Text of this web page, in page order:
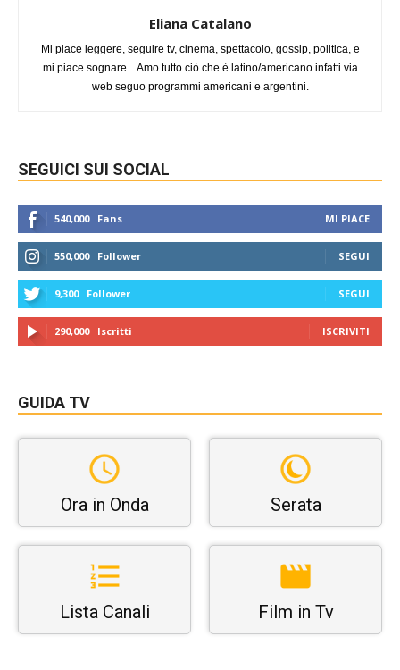
Eliana Catalano
Mi piace leggere, seguire tv, cinema, spettacolo, gossip, politica, e
mi piace sognare... Amo tutto ciò che è latino/americano infatti via
web seguo programmi americani e argentini.
SEGUICI SUI SOCIAL
540,000 Fans MI PIACE
550,000 Follower SEGUI
9,300 Follower SEGUI
290,000 Iscritti ISCRIVITI
GUIDA TV
Ora in Onda Serata
Lista Canali Film in Tv